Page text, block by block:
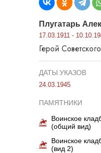
Плугатарь
17.03.1911 -
Герой
ДАТЫ УКАЗОВ
24.03.1945
ПАМЯТНИКИ
Воинское
(общий вид)
Воинское
(вид 2)